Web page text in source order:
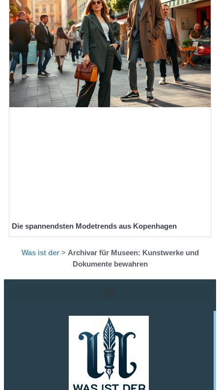
Die spannendsten Modetrends aus Kopenhagen
Was ist der> Archivar für Museen: Kunstwerke und
Dokumente bewahren